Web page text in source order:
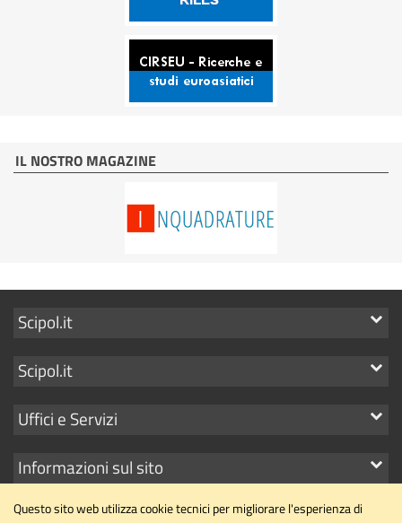
IL NOSTRO MAGAZINE
Mostra
link
Scipol.it
Mostra
link
Scipol.it
Mostra
link
Uffici e Servizi
Mostra
Informazioni sul sito
Questo sito web utilizza cookie tecnici per migliorare l'esperienza di